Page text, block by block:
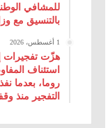
للمشافي
بالتنسيق مع
1 أغسطس، 2026
هزّت تفجيرات
استئناف
روما، بعدما
التفجير منذ